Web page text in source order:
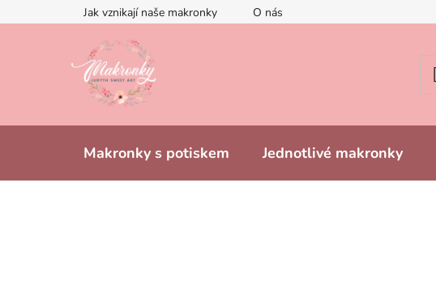
na
Jak vznikají naše makronky O nás
Makronky s potiskem Jednotlivé makronky